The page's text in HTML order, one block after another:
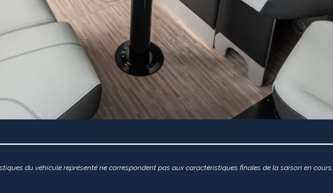
du véhicule représenté ne correspondent pas aux caractéristiques finales de la saison en cours.